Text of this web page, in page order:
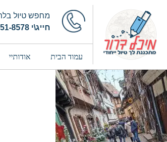
מחפש טיול
חייג\י 050-751-8578
עמוד הבית אודותיי